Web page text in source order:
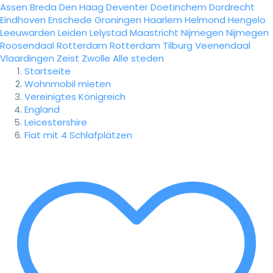
Assen Breda Den Haag DeventerDoetinchem Dordrecht
Eindhoven Enschede Groningen Haarlem Helmond Hengelo
Leeuwarden Leiden Lelystad Maastricht Nijmegen Nijmegen
Roosendaal Rotterdam Rotterdam Tilburg Veenendaal
Vlaardingen Zeist Zwolle Alle steden
Startseite
Wohnmobil mieten
Vereinigtes Königreich
England
Leicestershire
Fiat mit 4 Schlafplätzen